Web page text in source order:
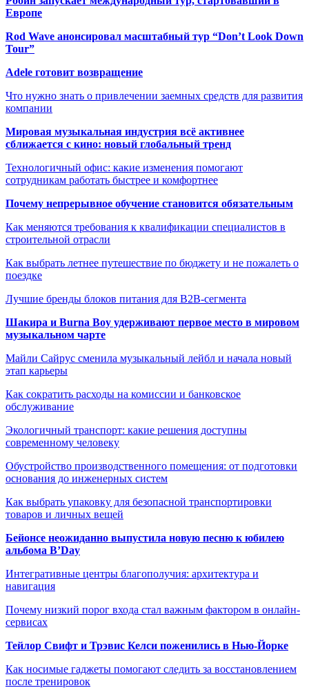
Европе
Rod Wave анонсировал масштабный тур “Don’t Look Down
Tour”
Adele готовит возвращение
Что нужно знать о привлечении заемных средств для развития
компании
Мировая музыкальная индустрия всё активнее
сближается с кино: новый глобальный тренд
Технологичный офис: какие изменения помогают
сотрудникам работать быстрее и комфортнее
Почему непрерывное обучение становится обязательным
Как меняются требования к квалификации специалистов в
строительной отрасли
Как выбрать летнее путешествие по бюджету и не пожалеть о
поездке
Лучшие бренды блоков питания для B2B-сегмента
Шакира и Burna Boy удерживают первое место в мировом
музыкальном чарте
Майли Сайрус сменила музыкальный лейбл и начала новый
этап карьеры
Как сократить расходы на комиссии и банковское
обслуживание
Экологичный транспорт: какие решения доступны
современному человеку
Обустройство производственного помещения: от подготовки
основания до инженерных систем
Как выбрать упаковку для безопасной транспортировки
товаров и личных вещей
Бейонсе неожиданно выпустила новую песню к юбилею
альбома B’Day
Интегративные центры благополучия: архитектура и
навигация
Почему низкий порог входа стал важным фактором в онлайн-
сервисах
Тейлор Свифт и Трэвис Келси поженились в Нью-Йорке
Как носимые гаджеты помогают следить за восстановлением
после тренировок